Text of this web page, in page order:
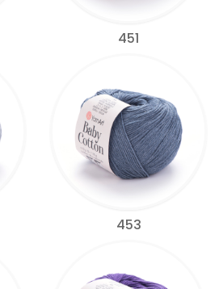
451
453